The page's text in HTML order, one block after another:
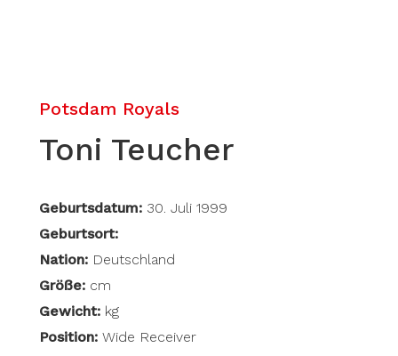
Potsdam Royals
Toni Teucher
Geburtsdatum: 30. Juli 1999
Geburtsort:
Nation:Deutschland
Größe:cm
Gewicht:kg
Position:Wide Receiver